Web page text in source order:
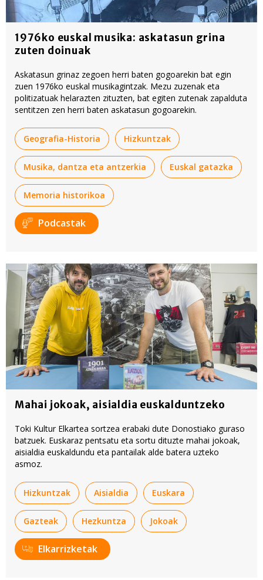
1976ko euskal musika: askatasun grina
zuten doinuak
Askatasun grinaz zegoen herri baten gogoarekin bat egin
zuen 1976ko euskal musikagintzak. Mezu zuzenak eta
politizatuak helarazten zituzten, bat egiten zutenak zapalduta
sentitzen zen herri baten askatasun gogoarekin.
Geografia-Historia Hizkuntzak
Musika, dantza eta antzerkia Euskal gatazka
Memoria historikoa
Podcastak
Mahai jokoak, aisialdia euskalduntzeko
Toki Kultur Elkartea sortzea erabaki dute Donostiako guraso
batzuek. Euskaraz pentsatu eta sortu dituzte mahai jokoak,
aisialdia euskaldundu eta pantailak alde batera uzteko
asmoz.
Hizkuntzak Aisialdia Euskara
Gazteak Hezkuntza Jokoak
Elkarrizketak